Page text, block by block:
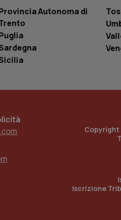
Autonoma di
Copyright
Iscrizione
per mantenere
incorporati
del sito web sta
di
traccia
incorporati
del sito web sta
di
per abilitare il